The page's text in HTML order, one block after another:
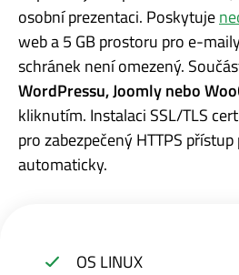
osobní prezentaci. Poskytuje
web a 5 GB prostoru pro e-
schránek není omezený.
WordPressu, Joomly nebo
kliknutím. Instalaci SSL/TLS
pro zabezpečený HTTPS
automaticky.
OS LINUX